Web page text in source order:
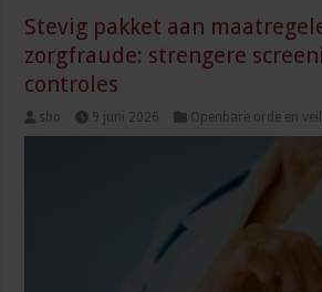
Stevig pakket aan
zorgfraude: strengere
controles
sbo 9 juni 2026 Openbare orde en